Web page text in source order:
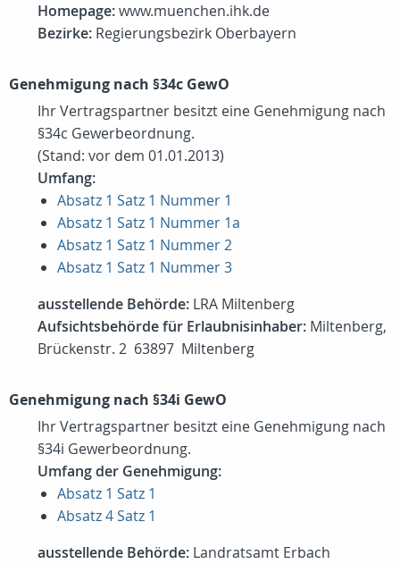
Homepage:www.muenchen.ihk.de
Bezirke: Regierungsbezirk Oberbayern
Genehmigung nach §34c GewO
Ihr Vertragspartner besitzt eine Genehmigung nach
§34c Gewerbeordnung.
(Stand: vor dem 01.01.2013)
Umfang:
Absatz 1 Satz 1 Nummer 1
Absatz 1 Satz 1 Nummer 1a
Absatz 1 Satz 1 Nummer 2
Absatz 1 Satz 1 Nummer 3
ausstellende Behörde: LRA Miltenberg
Aufsichtsbehörde für Erlaubnisinhaber: Miltenberg,
Brückenstr. 2 63897 Miltenberg
Genehmigung nach §34i GewO
Ihr Vertragspartner besitzt eine Genehmigung nach
§34i Gewerbeordnung.
Umfang der Genehmigung:
Absatz 1 Satz 1
Absatz 4 Satz 1
ausstellende Behörde: Landratsamt Erbach